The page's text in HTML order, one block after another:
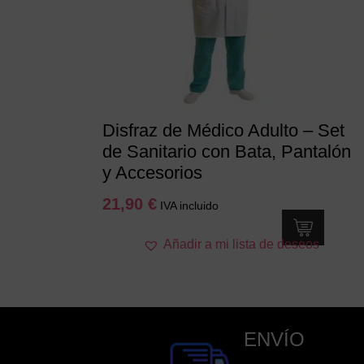
Disfraz de Médico Adulto – Set
de Sanitario con Bata, Pantalón
y Accesorios
21,90 € IVA incluido
producto
variantes.
opciones
Añadir a mi lista de deseos
ENVÍO